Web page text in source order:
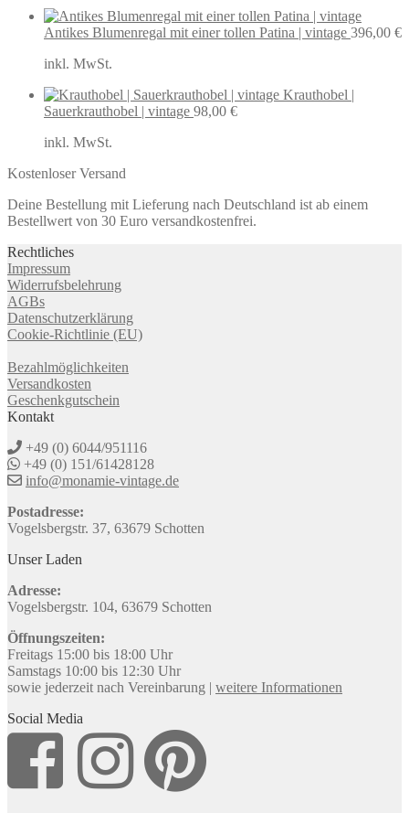
Antikes Blumenregal mit einer tollen Patina | vintage 396,00 €
inkl. MwSt.
Krauthobel |
Sauerkrauthobel | vintage 98,00 €
inkl. MwSt.
Kostenloser Versand
Deine Bestellung mit Lieferung nach Deutschland ist ab einem
Bestellwert von 30 Euro versandkostenfrei.
Rechtliches
Impressum
Widerrufsbelehrung
AGBs
Datenschutzerklärung
Cookie-Richtlinie (EU)
Bezahlmöglichkeiten
Versandkosten
Geschenkgutschein
Kontakt
+49 (0) 6044/951116
+49 (0) 151/61428128
info@monamie-vintage.de
Postadresse:
Vogelsbergstr. 37, 63679 Schotten
Unser Laden
Adresse:
Vogelsbergstr. 104, 63679 Schotten
Öffnungszeiten:
Freitags 15:00 bis 18:00 Uhr
Samstags 10:00 bis 12:30 Uhr
sowie jederzeit nach Vereinbarung | weitere Informationen
Social Media